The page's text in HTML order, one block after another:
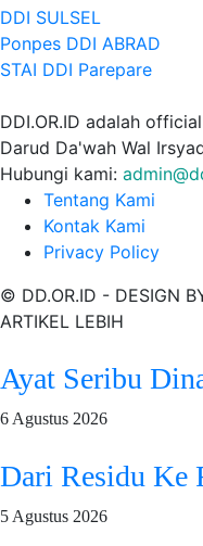
DDI SULSEL
Ponpes DDI ABRAD
STAI DDI Parepare
DDI.OR.ID adalah
Darud Da'wah Wal
Hubungi kami:
Tentang Kami
Kontak Kami
Privacy Policy
© DD.OR.ID - DESIGN
ARTIKEL LEBIH
Ayat Seribu
6 Agustus 2026
Dari Residu Ke
5 Agustus 2026